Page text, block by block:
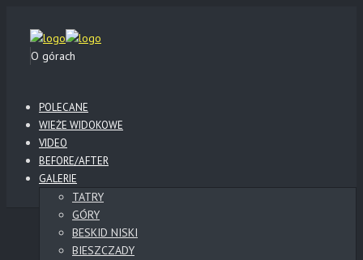
O górach
POLECANE
WIEŻE WIDOKOWE
VIDEO
BEFORE/AFTER
GALERIE
TATRY
GÓRY
BESKID NISKI
BIESZCZADY